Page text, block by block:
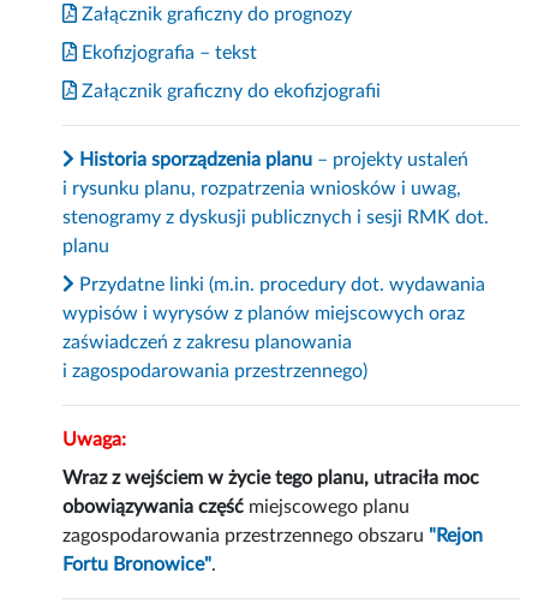
Załącznik graficzny do prognozy
Ekofizjografia – tekst
Załącznik graficzny do ekofizjografii
Historia sporządzenia planu – projekty ustaleń
i rysunku planu, rozpatrzenia wniosków i uwag,
stenogramy z dyskusji publicznych i sesji RMK dot.
planu
Przydatne linki (m.in. procedury dot. wydawania
wypisów i wyrysów z planów miejscowych oraz
zaświadczeń z zakresu planowania
i zagospodarowania przestrzennego)
Uwaga:
Wraz z wejściem w życie tego planu, utraciła moc
obowiązywania część miejscowego planu
zagospodarowania przestrzennego obszaru "Rejon
Fortu Bronowice".